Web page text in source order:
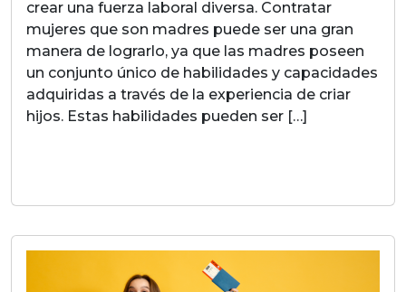
crear una fuerza laboral diversa. Contratar
mujeres que son madres puede ser una gran
manera de lograrlo, ya que las madres poseen
un conjunto único de habilidades y capacidades
adquiridas a través de la experiencia de criar
hijos. Estas habilidades pueden ser […]